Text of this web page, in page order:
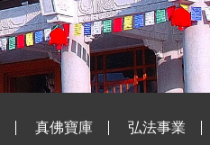
真佛寶庫 弘法事業